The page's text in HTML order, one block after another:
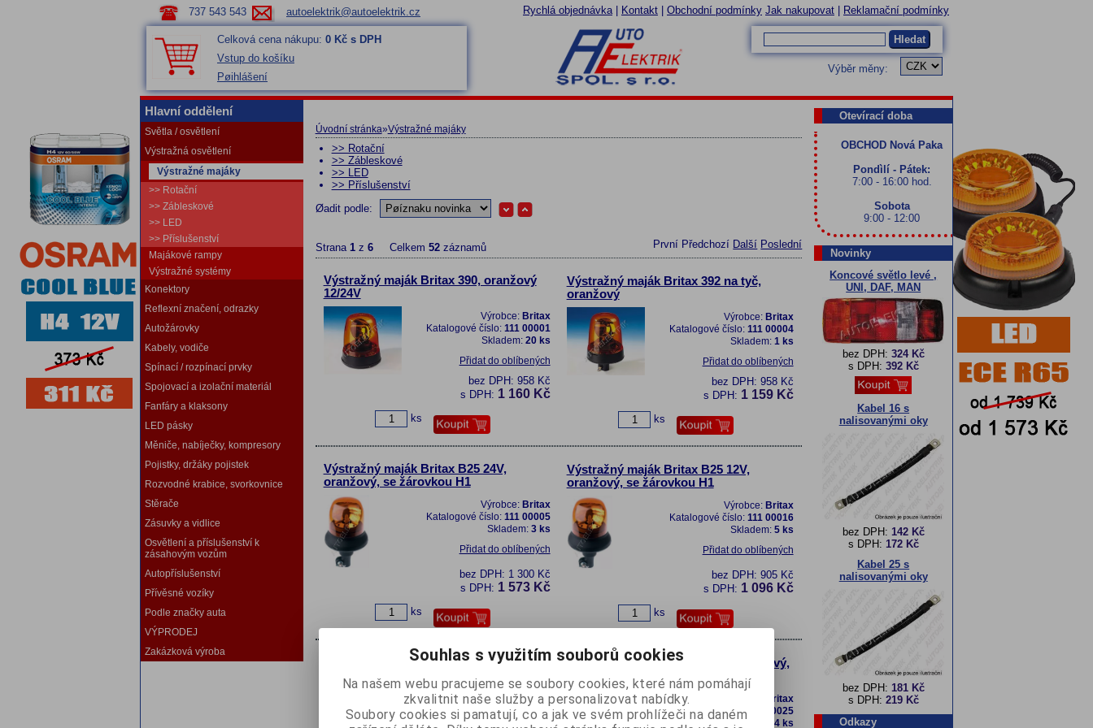
Rychlá objednávka Kontakt Obchodní podmínky Jak nakupovat Reklamační podmínky
737 543 543 autoelektrik@autoelektrik.cz
Celková cena nákupu: 0 Kč s DPH
Vstup do košíku
Pøihlášení
Hledat
Výběr měny:
Hlavní oddělení
Světla / osvětlení
Výstražná osvětlení
Výstražné majáky
>> Rotační
>> Zábleskové
>> LED
>> Příslušenství
Majákové rampy
Výstražné systémy
Konektory
Reflexní značení, odrazky
Autožárovky
Kabely, vodiče
Spínací / rozpínací prvky
Spojovací a izolační materiál
Fanfáry a klaksony
LED pásky
Měniče, nabíječky, kompresory
Pojistky, držáky pojistek
Rozvodné krabice, svorkovnice
Stěrače
Zásuvky a vidlice
Osvětlení a příslušenství k
zásahovým vozům
Autopříslušenství
Přívěsné vozíky
Podle značky auta
VÝPRODEJ
Zakázková výroba
Úvodní stránka»Výstražné majáky
>> Rotační
>> Zábleskové
>> LED
>> Příslušenství
Øadit podle:
Strana 1z 6Celkem 52záznamů První Předchozí Další Poslední
Výstražný maják Britax 390, oranžový
12/24V
Výrobce: Britax
Katalogové číslo: 111 00001
Skladem: 20 ks
Přidat do oblíbených
bez DPH: 958 Kč
s DPH: 1 160 Kč
ks
Výstražný maják Britax 392 na tyč,
oranžový
Výrobce: Britax
Katalogové číslo: 111 00004
Skladem: 1 ks
Přidat do oblíbených
bez DPH: 958 Kč
s DPH: 1 159 Kč
ks
Výstražný maják Britax B25 24V,
oranžový, se žárovkou H1
Výrobce: Britax
Katalogové číslo: 111 00005
Skladem: 3 ks
Přidat do oblíbených
bez DPH: 1 300 Kč
s DPH: 1 573 Kč
ks
Výstražný maják Britax B25 12V,
oranžový, se žárovkou H1
Výrobce: Britax
Katalogové číslo: 111 00016
Skladem: 5 ks
Přidat do oblíbených
bez DPH: 905 Kč
s DPH: 1 096 Kč
ks
Výstražný maják Britax 394, oranžový, s
Výrobce:Britax
Katalogové číslo:111 00006
Skladem:3 ks
Výstražný maják Britax 394.7 oranžový,
s autozásuvkou, 112km/h
Britax
Katalogové číslo: 111 00025
Skladem: 4 ks
Otevírací doba
OBCHOD Nová Paka
Pondìlí - Pátek:
7:00 - 16:00 hod.
Sobota
9:00 - 12:00
Novinky
Koncové světlo levé ,
UNI, DAF, MAN
bez DPH: 324 Kč
s DPH: 392 Kč
Kabel 16 s
nalisovanými oky
bez DPH: 142 Kč
s DPH: 172 Kč
Kabel 25 s
nalisovanými oky
bez DPH: 181 Kč
s DPH: 219 Kč
Odkazy
Souhlas s využitím souborů cookies
Na našem webu pracujeme se soubory cookies, které nám pomáhají
zkvalitnit naše služby a personalizovat nabídky.
Soubory cookies si pamatují, co a jak ve svém prohlížeči na daném